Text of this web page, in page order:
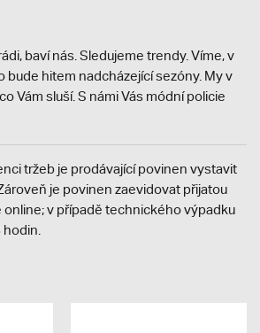
baví nás. Sledujeme trendy. Víme, v
bude hitem nadcházející sezóny. My v
Vám sluší. S námi Vás módní policie
tržeb je prodávající povinen vystavit
je povinen zaevidovat přijatou
online; v případě technického výpadku